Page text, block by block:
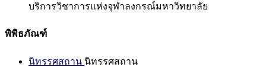
บริการวิชาการแห่งจุฬาลงกรณ์มหาวิทยาลัย
พิพิธภัณฑ์
นิทรรศสถาน นิทรรศสถาน